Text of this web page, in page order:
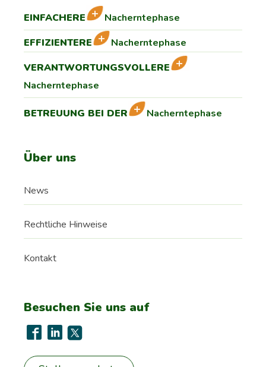
EINFACHERE
Nacherntephase
EFFIZIENTERE
Nacherntephase
VERANTWORTUNGSVOLLERE
Nacherntephase
BETREUUNG BEI DER Nacherntephase
Über uns
News
Rechtliche Hinweise
Kontakt
Besuchen Sie uns auf